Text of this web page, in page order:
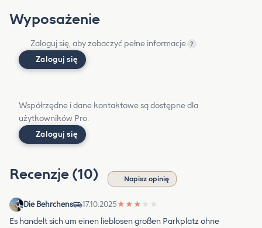
Wyposażenie
Zaloguj się, aby zobaczyć pełne informacje ?
Zaloguj się
Współrzędne i dane kontaktowe są dostępne dla
użytkowników Pro.
Zaloguj się
Recenzje (10) Napisz opinię
Die Behrchens 17.10.2025★ ★ ★ ★ ★
Es handelt sich um einen lieblosen großen Parkplatz ohne